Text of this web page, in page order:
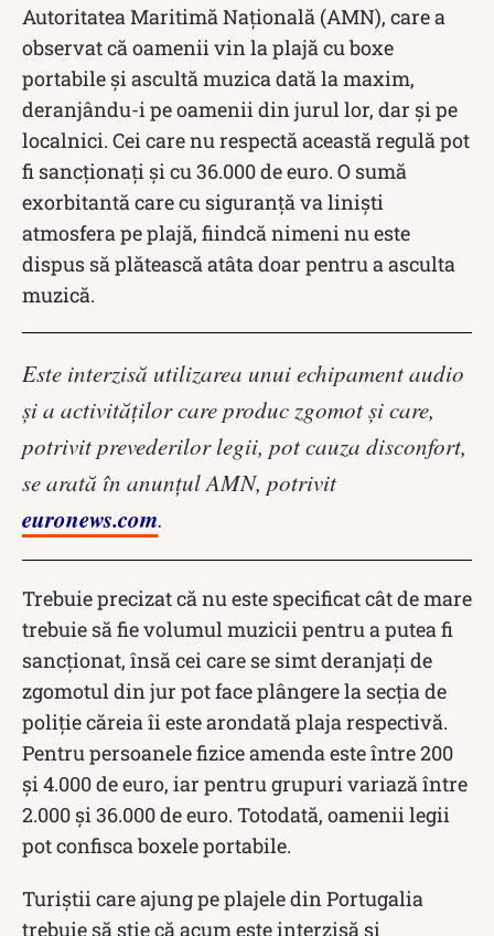
Autoritatea Maritimă Națională (AMN), care a
observat că oamenii vin la plajă cu boxe
portabile și ascultă muzica dată la maxim,
deranjându-i pe oamenii din jurul lor, dar și pe
localnici. Cei care nu respectă această regulă pot
fi sancționați și cu 36.000 de euro. O sumă
exorbitantă care cu siguranță va liniști
atmosfera pe plajă, fiindcă nimeni nu este
dispus să plătească atâta doar pentru a asculta
muzică.
Este interzisă utilizarea unui echipament audio
și a activităților care produc zgomot și care,
potrivit prevederilor legii, pot cauza disconfort,
se arată în anunțul AMN, potrivit
euronews.com.
Trebuie precizat că nu este specificat cât de mare
trebuie să fie volumul muzicii pentru a putea fi
sancționat, însă cei care se simt deranjați de
zgomotul din jur pot face plângere la secția de
poliție căreia îi este arondată plaja respectivă.
Pentru persoanele fizice amenda este între 200
și 4.000 de euro, iar pentru grupuri variază între
2.000 și 36.000 de euro. Totodată, oamenii legii
pot confisca boxele portabile.
Turiștii care ajung pe plajele din Portugalia
trebuie să știe că acum este interzisă și